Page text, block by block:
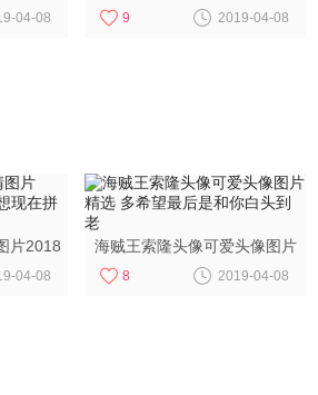
版头像
04-08
爱上你这件事我从未后悔
9 2019-04-08
片2018
拼命的
04-08
海贼王索隆头像可爱头像图片
精选 多希望最后是和你白头到
老
8 2019-04-08